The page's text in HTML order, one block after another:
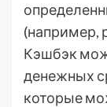
(например,
Кэшбэк
денежных
которые